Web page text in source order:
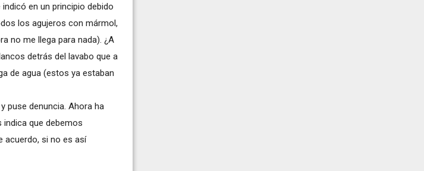
en un principio debido
los agujeros con mármol,
no me llega para nada). ¿A
detrás del lavabo que a
de agua (estos ya estaban
puse denuncia. Ahora ha
que debemos
acuerdo, si no es así